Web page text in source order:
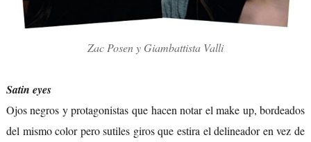
Zac Posen y Giambattista Valli
Satin eyes
Ojos negros y protagonistas que hacen notar el make up, bordeados
del mismo color pero sutiles giros que estira el delineador en vez de